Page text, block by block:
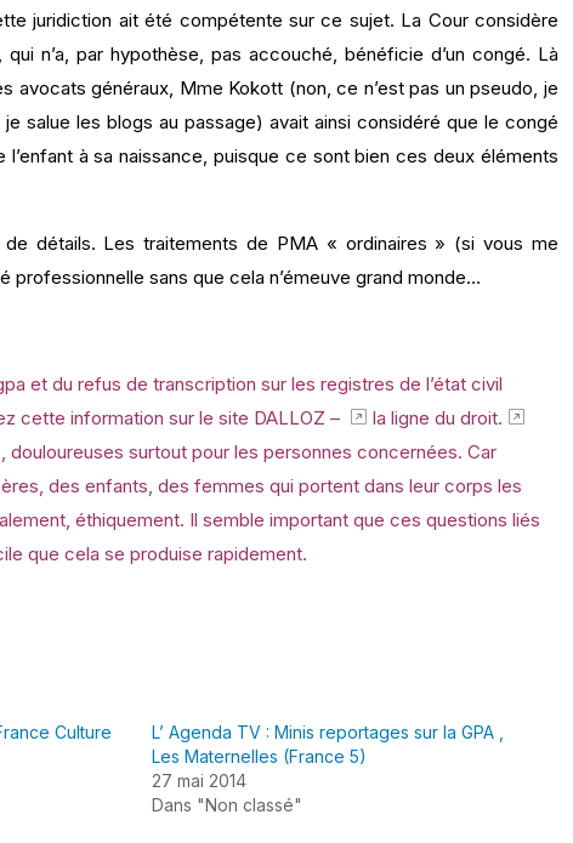
juridiction ait été compétente sur ce sujet. La Cour considère
n’a, par hypothèse, pas accouché, bénéficie d’un congé. Là
avocats généraux, Mme Kokott (non, ce n’est pas un pseudo, je
salue les blogs au passage) avait ainsi considéré que le congé
à sa naissance, puisque ce sont bien ces deux éléments
détails. Les traitements de PMA « ordinaires » (si vous me
sans que cela n’émeuve grand monde…
et du refus de transcription sur les registres de l’état civil
cette information sur le site DALLOZ –
la ligne du droit.
surtout pour les personnes concernées. Car
des enfants, des femmes qui portent dans leur corps les
éthiquement. Il semble important que ces questions liés
que cela se produise rapidement.
Culture
L’ Agenda TV : Minis reportages sur la GPA ,
Les Maternelles (France 5)
27 mai 2014
Dans "Non classé"